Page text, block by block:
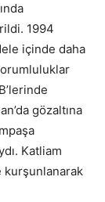
1994
içinde daha
gözaltına
Katliam
kurşunlanarak